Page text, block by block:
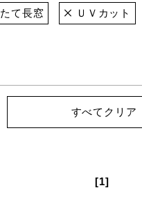
たて長窓 ＵＶカット
すべてクリア
[1]